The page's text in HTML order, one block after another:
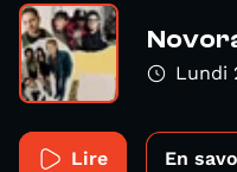
Lundi
Lire En